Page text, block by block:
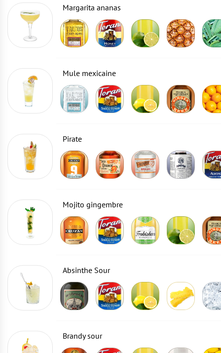
Margarita ananas
Mule mexicaine
Pirate
Mojito gingembre
Absinthe Sour
Brandy sour